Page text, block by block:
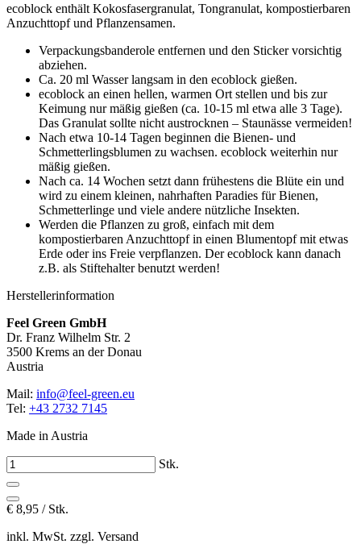
ecoblock enthält Kokosfasergranulat, Tongranulat, kompostierbaren
Anzuchttopf und Pflanzensamen.
Verpackungsbanderole entfernen und den Sticker vorsichtig
abziehen.
Ca. 20 ml Wasser langsam in den ecoblock gießen.
ecoblock an einen hellen, warmen Ort stellen und bis zur
Keimung nur mäßig gießen (ca. 10-15 ml etwa alle 3 Tage).
Das Granulat sollte nicht austrocknen – Staunässe vermeiden!
Nach etwa 10-14 Tagen beginnen die Bienen- und
Schmetterlingsblumen zu wachsen. ecoblock weiterhin nur
mäßig gießen.
Nach ca. 14 Wochen setzt dann frühestens die Blüte ein und
wird zu einem kleinen, nahrhaften Paradies für Bienen,
Schmetterlinge und viele andere nützliche Insekten.
Werden die Pflanzen zu groß, einfach mit dem
kompostierbaren Anzuchttopf in einen Blumentopf mit etwas
Erde oder ins Freie verpflanzen. Der ecoblock kann danach
z.B. als Stiftehalter benutzt werden!
Herstellerinformation
Feel Green GmbH
Dr. Franz Wilhelm Str. 2
3500 Krems an der Donau
Austria
Mail: info@feel-green.eu
Tel: +43 2732 7145
Made in Austria
Stk.
€ 8,95 / Stk.
inkl. MwSt. zzgl. Versand